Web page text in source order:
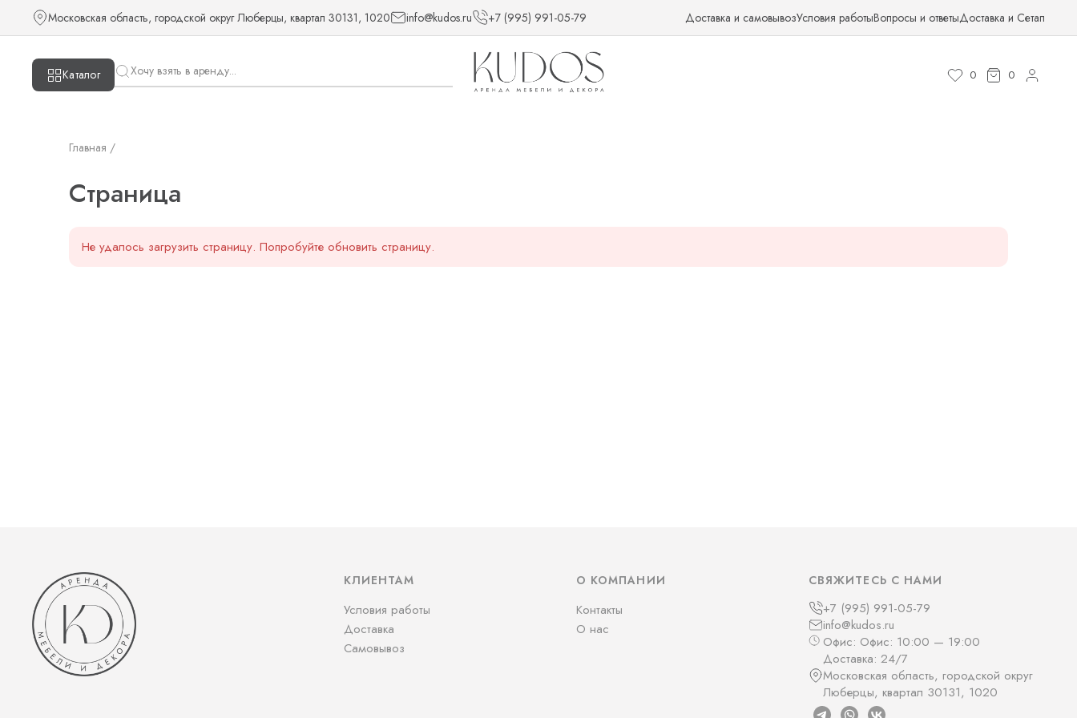
Московская область, городской округ Люберцы, квартал 30131, 1020 info@kudos.ru +7 (995) 991-05-79 Доставка и самовывозУсловия работыВопросы и ответыДоставка и Сетап
Каталог 0 0
Главная /
Страница
Не удалось загрузить страницу. Попробуйте обновить страницу.
КЛИЕНТАМ
Условия работы
Доставка
Самовывоз
О КОМПАНИИ
Контакты
О нас
СВЯЖИТЕСЬ С НАМИ
+7 (995) 991-05-79
info@kudos.ru
Офис: Офис: 10:00 — 19:00
Доставка: 24/7
Московская область, городской округ
Люберцы, квартал 30131, 1020
Страница — KUDOS